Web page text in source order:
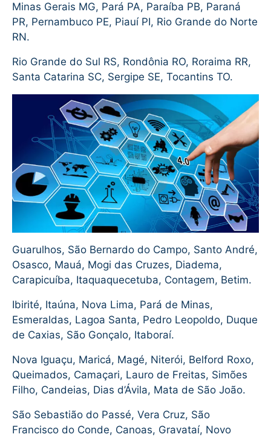
Minas Gerais MG, Pará PA, Paraíba PB, Paraná
PR, Pernambuco PE, Piauí PI, Rio Grande do Norte
RN.
Rio Grande do Sul RS, Rondônia RO, Roraima RR,
Santa Catarina SC, Sergipe SE, Tocantins TO.
Guarulhos, São Bernardo do Campo, Santo André,
Osasco, Mauá, Mogi das Cruzes, Diadema,
Carapicuíba, Itaquaquecetuba, Contagem, Betim.
Ibirité, Itaúna, Nova Lima, Pará de Minas,
Esmeraldas, Lagoa Santa, Pedro Leopoldo, Duque
de Caxias, São Gonçalo, Itaboraí.
Nova Iguaçu, Maricá, Magé, Niterói, Belford Roxo,
Queimados, Camaçari, Lauro de Freitas, Simões
Filho, Candeias, Dias d’Ávila, Mata de São João.
São Sebastião do Passé, Vera Cruz, São
Francisco do Conde, Canoas, Gravataí, Novo